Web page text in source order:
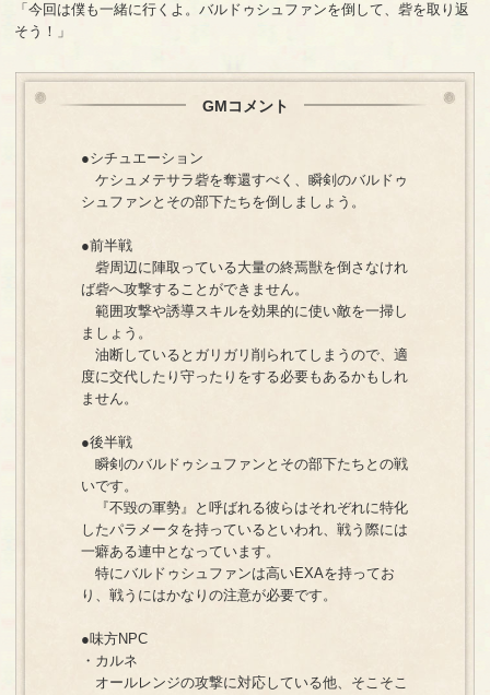
「今回は僕も一緒に行くよ。バルドゥシュファンを倒して、砦を取り返
そう！」
GMコメント
●シチュエーション
ケシュメテサラ砦を奪還すべく、瞬剣のバルドゥ
シュファンとその部下たちを倒しましょう。
●前半戦
砦周辺に陣取っている大量の終焉獣を倒さなけれ
ば砦へ攻撃することができません。
範囲攻撃や誘導スキルを効果的に使い敵を一掃し
ましょう。
油断しているとガリガリ削られてしまうので、適
度に交代したり守ったりをする必要もあるかもしれ
ません。
●後半戦
瞬剣のバルドゥシュファンとその部下たちとの戦
いです。
『不毀の軍勢』と呼ばれる彼らはそれぞれに特化
したパラメータを持っているといわれ、戦う際には
一癖ある連中となっています。
特にバルドゥシュファンは高いEXAを持ってお
り、戦うにはかなりの注意が必要です。
●味方NPC
・カルネ
オールレンジの攻撃に対応している他、そこそこ